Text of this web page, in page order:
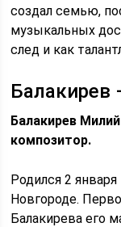
создал семью,
музыкальных
след и как
Балакирев
Балакирев
композитор.
Родился 2
Новгороде.
Балакирева его